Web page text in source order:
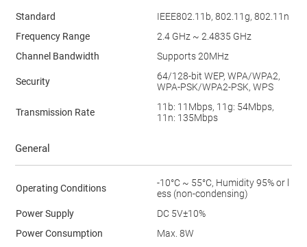
Standard
IEEE802.11b, 802.11g, 802.11n
Frequency Range
2.4 GHz ~ 2.4835 GHz
Channel Bandwidth
Supports 20MHz
Security
64/128-bit WEP, WPA/WPA2,
WPA-PSK/WPA2-PSK, WPS
Transmission Rate
11b: 11Mbps, 11g: 54Mbps,
11n: 135Mbps
General
Operating Conditions
-10°C ~ 55°C, Humidity 95% or l
ess (non-condensing)
Power Supply
DC 5V±10%
Power Consumption
Max. 8W